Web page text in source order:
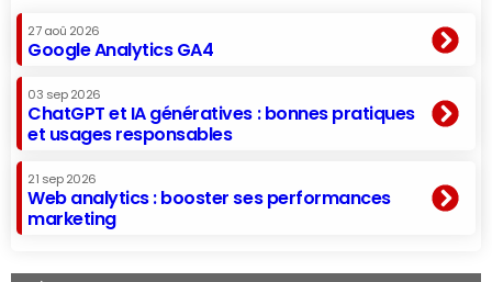
27 aoû 2026
Google Analytics GA4
03 sep 2026
ChatGPT et IA génératives : bonnes pratiques
et usages responsables
21 sep 2026
Web analytics : booster ses performances
marketing